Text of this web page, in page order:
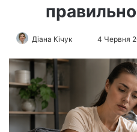
Діана Кічук
n
e
4 Червня